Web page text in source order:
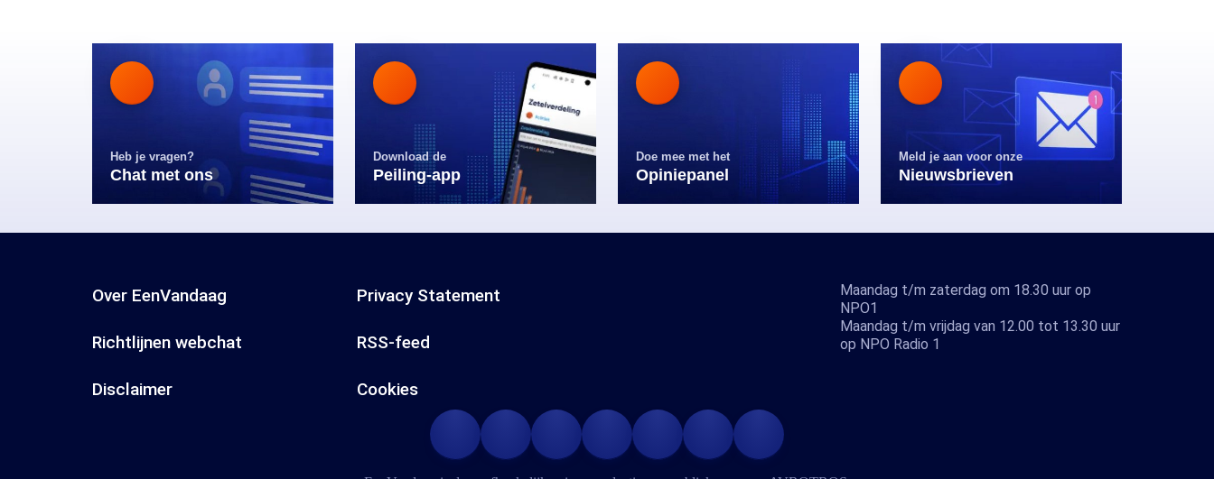
Heb je vragen?
Chat met ons
Download de
Peiling-app
Doe mee met het
Opiniepanel
Meld je aan voor onze
Nieuwsbrieven
Over EenVandaag Privacy Statement
Richtlijnen webchat RSS-feed
Disclaimer Cookies
Maandag t/m zaterdag om 18.30 uur op
NPO1
Maandag t/m vrijdag van 12.00 tot 13.30 uur
op NPO Radio 1